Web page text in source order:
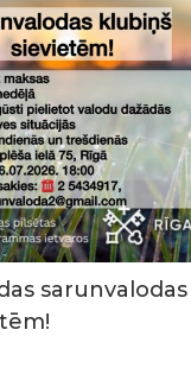
sarunvalodas